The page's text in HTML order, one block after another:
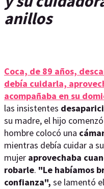
anillos
Coca, de 89 años,
debía cuidarla,
acompañaba en su
las insistentes
su madre, el hijo
hombre colocó una
mientras debía cuidar a
mujer aprovechaba
robarle. "Le habíamos
confianza", se lamentó